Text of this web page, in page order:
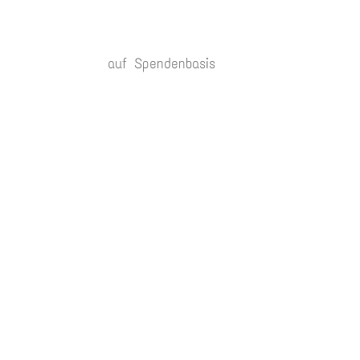
auf Spendenbasis